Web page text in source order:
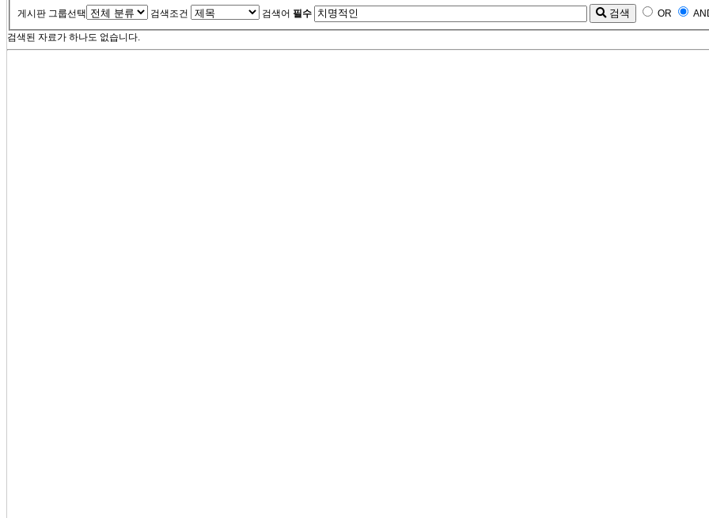
게시판 그룹선택
검색조건 검색어 필수 검색 OR
검색된 자료가 하나도 없습니다.